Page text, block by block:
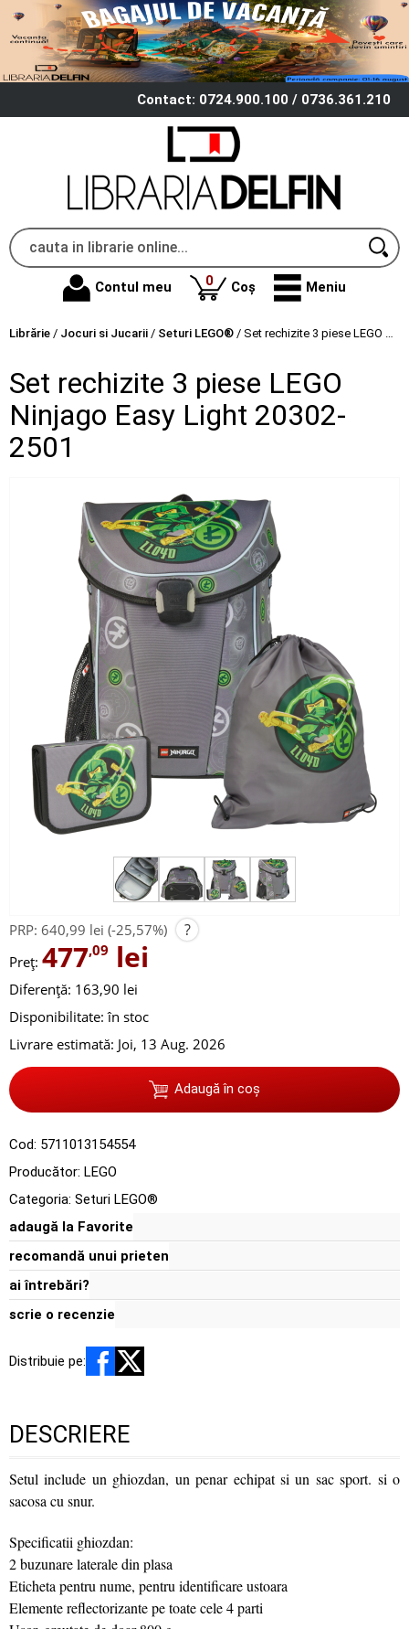
Contact: 0724.900.100 / 0736.361.210
Contul meu 0produse
Coș Meniu
Librărie / Jocuri si Jucarii / Seturi LEGO® / Set rechizite 3 piese LEGO Ninjago Easy Light 20302-2501
Set rechizite 3 piese LEGO
Ninjago Easy Light 20302-
2501
PRP: 640,99 lei (-25,57%) ?
Preț: 477,09 lei
Diferență: 163,90 lei
Disponibilitate: în stoc
Livrare estimată: Joi, 13 Aug. 2026
Adaugă în coș
Cod: 5711013154554
Producător: LEGO
Categoria: Seturi LEGO®
adaugă la Favorite
recomandă unui prieten
ai întrebări?
scrie o recenzie
Distribuie pe:
DESCRIERE
Setul include un ghiozdan, un penar echipat si un sac sport. si o
sacosa cu snur.
Specificatii ghiozdan:
2 buzunare laterale din plasa
Eticheta pentru nume, pentru identificare ustoara
Elemente reflectorizante pe toate cele 4 parti